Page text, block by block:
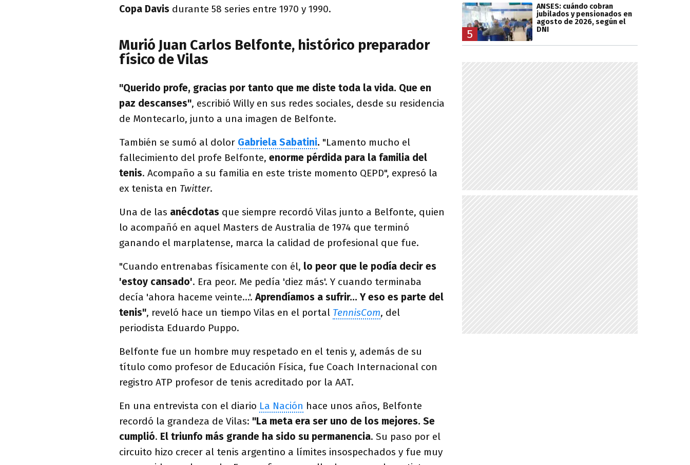
Copa Davis durante 58 series entre 1970 y 1990.
Murió Juan Carlos Belfonte, histórico preparador
físico de Vilas
"Querido profe, gracias por tanto que me diste toda la vida. Que en
paz descanses", escribió Willy en sus redes sociales, desde su residencia
de Montecarlo, junto a una imagen de Belfonte.
También se sumó al dolor Gabriela Sabatini. "Lamento mucho el
fallecimiento del profe Belfonte, enorme pérdida para la familia del
tenis. Acompaño a su familia en este triste momento QEPD", expresó la
ex tenista en Twitter.
Una de las anécdotas que siempre recordó Vilas junto a Belfonte, quien
lo acompañó en aquel Masters de Australia de 1974 que terminó
ganando el marplatense, marca la calidad de profesional que fue.
"Cuando entrenabas físicamente con él, lo peor que le podía decir es
'estoy cansado'. Era peor. Me pedía 'diez más'. Y cuando terminaba
decía 'ahora haceme veinte...'.Aprendíamos a sufrir... Y eso es parte del
tenis", reveló hace un tiempo Vilas en el portal TennisCom, del
periodista Eduardo Puppo.
Belfonte fue un hombre muy respetado en el tenis y, además de su
título como profesor de Educación Física, fue Coach Internacional con
registro ATP profesor de tenis acreditado por la AAT.
En una entrevista con el diario La Nación hace unos años, Belfonte
recordó la grandeza de Vilas: "La meta era ser uno de los mejores. Se
cumplió. El triunfo más grande ha sido su permanencia. Su paso por el
circuito hizo crecer al tenis argentino a límites insospechados y fue muy
5
ANSES: cuándo cobran
jubilados y pensionados en
agosto de 2026, según el
DNI